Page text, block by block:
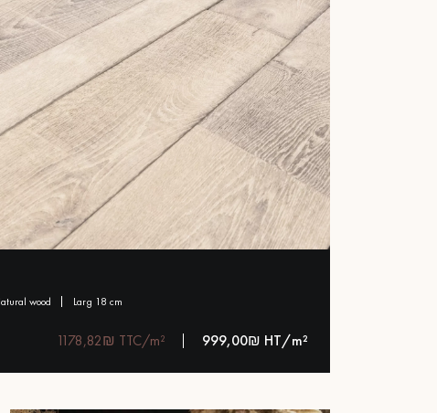
natural wood larg 18 cm
1178,82₪ TTC/m² 999,00₪ HT/m²